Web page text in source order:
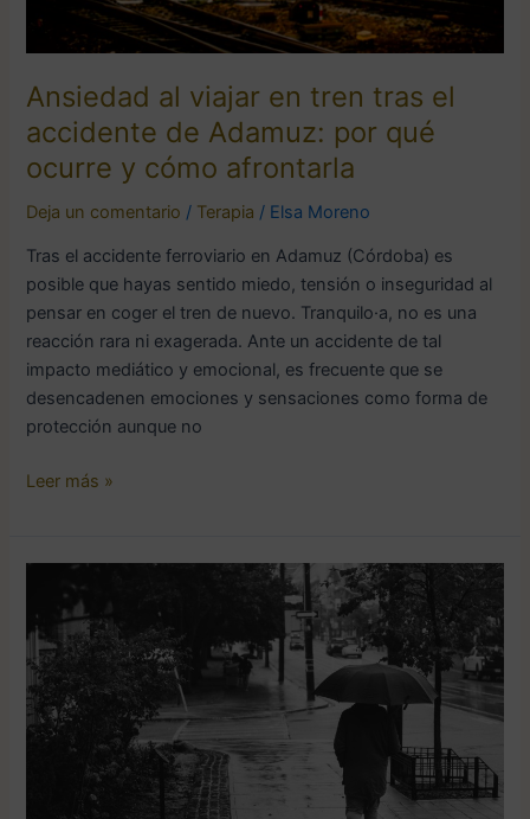
Ansiedad al viajar en tren tras el
accidente de Adamuz: por qué
ocurre y cómo afrontarla
Deja un comentario / Terapia / Elsa Moreno
Tras el accidente ferroviario en Adamuz (Córdoba) es
posible que hayas sentido miedo, tensión o inseguridad al
pensar en coger el tren de nuevo. Tranquilo·a, no es una
reacción rara ni exagerada. Ante un accidente de tal
impacto mediático y emocional, es frecuente que se
desencadenen emociones y sensaciones como forma de
protección aunque no
qué
ocurre
cómo
afrontarla
Leer más »
sobrevivir
al
Blue
Monday:
qué
hay